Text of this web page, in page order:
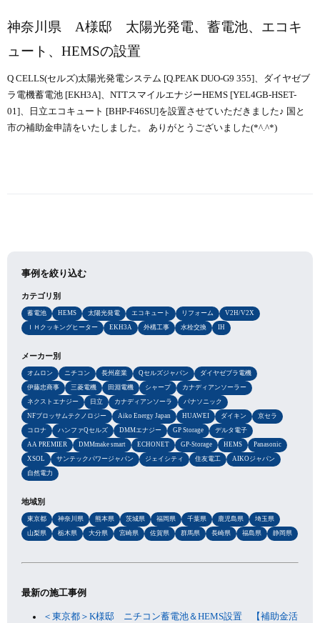
神奈川県 A様邸 太陽光発電、蓄電池、エコキ
ュート、HEMSの設置
Q CELLS(セルズ)太陽光発電システム [Q.PEAK DUO-G9 355]、ダイヤゼブ
ラ電機蓄電池 [EKH3A]、NTTスマイルエナジーHEMS [YEL4GB-HSET-
01]、日立エコキュート [BHP-F46SU]を設置させていただきました♪ 国と
市の補助金申請をいたしました。 ありがとうございました(*^.^*)
事例を絞り込む
カテゴリ別
蓄電池 HEMS 太陽光発電 エコキュート リフォーム
V2H/V2X
ＩＨクッキングヒーター
EKH3A 外構工事 水栓交換 IH
メーカー別
オムロン ニチコン 長州産業 Qセルズジャパン
ダイヤゼブラ電機
伊藤忠商事
三菱電機 田淵電機 シャープ
カナディアンソーラー
ネクストエナジー
日立 カナディアンソーラ
パナソニック
NFブロッサムテクノロジー
Aiko Energy Japan HUAWEI ダイキン
京セラ
コロナ
ハンファQセルズ DMMエナジー GP Storage
デルタ電子
AA PREMIER
DMMmake smart ECHONET GP-Storage HEMS
Panasonic
XSOL
サンテックパワージャパン ジェイシティ 住友電工
AIKOジャパン
自然電力
地域別
東京都 神奈川県 熊本県 茨城県 福岡県 千葉県 鹿児島県
埼玉県
山梨県
栃木県 大分県 宮崎県 佐賀県 群馬県 長崎県 福島県 静岡県
最新の施工事例
＜東京都＞K様邸 ニチコン蓄電池＆HEMS設置 【補助金活